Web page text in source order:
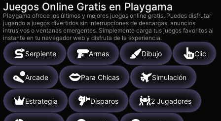
Juegos Online Gratis en Playgama
Playgama ofrece los últimos y mejores juegos online gratis. Puedes disfrutar
jugando a juegos divertidos sin interrupciones de descargas, anuncios
intrusivos o ventanas emergentes. Simplemente carga tus juegos favoritos al
instante en tu navegador web y disfruta de la experiencia.
Serpiente Armas Dibujo Clic
Arcade Para Chicas Simulación
Estrategia Disparos 2 Jugadores